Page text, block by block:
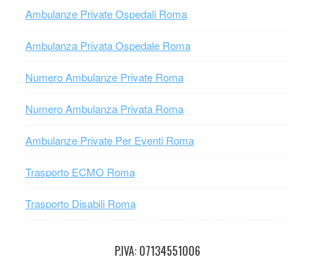
Ambulanze Private Ospedali Roma
Ambulanza Privata Ospedale Roma
Numero Ambulanze Private Roma
Numero Ambulanza Privata Roma
Ambulanze Private Per Eventi Roma
Trasporto ECMO Roma
Trasporto Disabili Roma
P.IVA: 07134551006